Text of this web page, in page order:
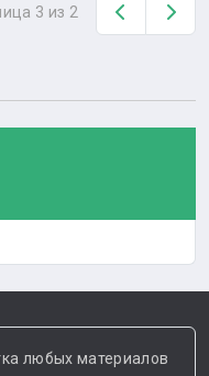
3 из 2 Назад
любых материалов